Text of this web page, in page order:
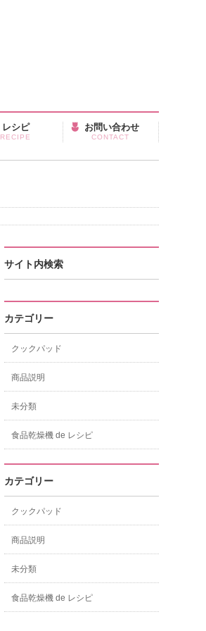
レシピ
RECIPE
お問い合わせ
CONTACT
サイト内検索
カテゴリー
クックパッド
商品説明
未分類
食品乾燥機 de レシピ
カテゴリー
クックパッド
商品説明
未分類
食品乾燥機 de レシピ